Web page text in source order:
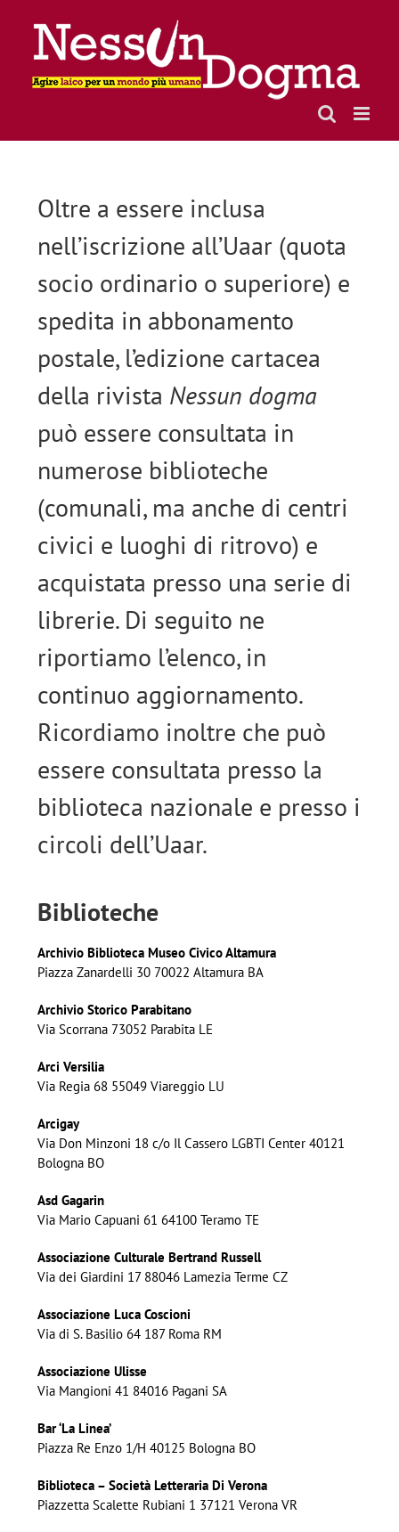
Oltre a essere inclusa
nell’iscrizione all’Uaar(quota
socio ordinario o superiore) e
spedita in abbonamento
postale, l’edizione cartacea
della rivista Nessun dogma
può essere consultata in
numerose biblioteche
(comunali, ma anche di centri
civici e luoghi di ritrovo) e
acquistata presso una serie di
librerie. Di seguito ne
riportiamo l’elenco, in
continuo aggiornamento.
Ricordiamo inoltre che può
essere consultata presso la
biblioteca nazionale e presso i
circoli dell’Uaar.
Biblioteche
Archivio Biblioteca Museo Civico Altamura
Piazza Zanardelli 30 70022 Altamura BA
Archivio Storico Parabitano
Via Scorrana 73052 Parabita LE
Arci Versilia
Via Regia 68 55049 Viareggio LU
Arcigay
Via Don Minzoni 18 c/o Il Cassero LGBTI Center 40121
Bologna BO
Asd Gagarin
Via Mario Capuani 61 64100 Teramo TE
Associazione Culturale Bertrand Russell
Via dei Giardini 17 88046 Lamezia Terme CZ
Associazione Luca Coscioni
Via di S. Basilio 64 187 Roma RM
Associazione Ulisse
Via Mangioni 41 84016 Pagani SA
Bar ‘La Linea’
Piazza Re Enzo 1/H 40125 Bologna BO
Biblioteca – Società Letteraria Di Verona
Piazzetta Scalette Rubiani 1 37121 Verona VR